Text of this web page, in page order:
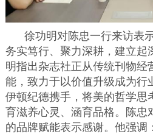
徐功明对陈忠一行来访表
务实笃行、聚力深耕，建立起
明指出杂志社正从传统刊物经
能，致力于以价值升级成为行
伊顿纪德携手，将美的哲学思
育滋养心灵、涵育品格。陈忠
的品牌赋能表示感谢。他强调